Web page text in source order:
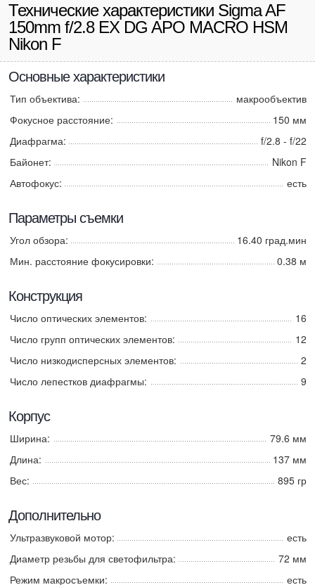
Технические характеристики Sigma AF
150mm f/2.8 EX DG APO MACRO HSM
Nikon F
Основные характеристики
Тип объектива:
макрообъектив
Фокусное расстояние:
150 мм
Диафрагма:
f/2.8 - f/22
Байонет:
Nikon F
Автофокус:
есть
Параметры съемки
Угол обзора:
16.40 град.мин
Мин. расстояние фокусировки:
0.38 м
Конструкция
Число оптических элементов:
16
Число групп оптических элементов:
12
Число низкодисперсных элементов:
2
Число лепестков диафрагмы:
9
Корпус
Ширина:
79.6 мм
Длина:
137 мм
Вес:
895 гр
Дополнительно
Ультразвуковой мотор:
есть
Диаметр резьбы для светофильтра:
72 мм
Режим макросъемки:
есть